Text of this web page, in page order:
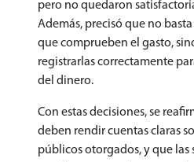
pero no quedaron
Además, precisó que no
que comprueben el gasto,
registrarlas correctamente
del dinero.
Con estas decisiones, se
deben rendir cuentas claras
públicos otorgados, y que las